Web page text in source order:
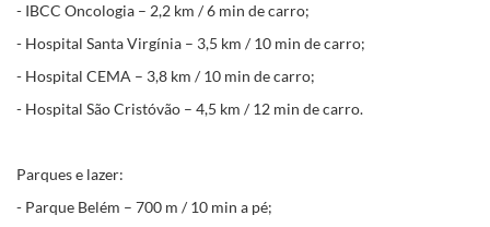
- IBCC Oncologia – 2,2 km / 6 min de carro;
- Hospital Santa Virgínia – 3,5 km / 10 min de carro;
- Hospital CEMA – 3,8 km / 10 min de carro;
- Hospital São Cristóvão – 4,5 km / 12 min de carro.
Parques e lazer:
- Parque Belém – 700 m / 10 min a pé;